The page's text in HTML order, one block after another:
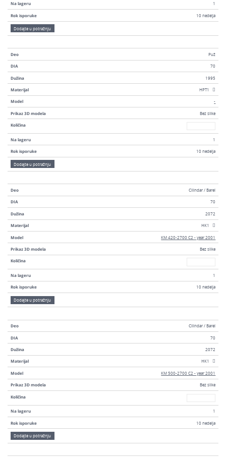
Na lageru 1
Rok isporuke 10 nedelja
Dodajte u potražnju
Deo Puž
DIA 70
Dužina 1995
Materijal HPT1
Model -
Prikaz 3D modela Bez slike
Količina
Na lageru 1
Rok isporuke 10 nedelja
Dodajte u potražnju
Deo Cilindar / Barel
DIA 70
Dužina 2072
Materijal HK1
Model KM 420-2700 C2 - year 2001
Prikaz 3D modela Bez slike
Količina
Na lageru 1
Rok isporuke 10 nedelja
Dodajte u potražnju
Deo Cilindar / Barel
DIA 70
Dužina 2072
Materijal HK1
Model KM 500-2700 C2 - year 2001
Prikaz 3D modela Bez slike
Količina
Na lageru 1
Rok isporuke 10 nedelja
Dodajte u potražnju